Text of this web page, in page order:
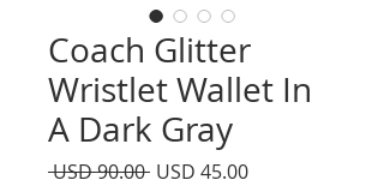
Coach Glitter
Wristlet Wallet In
A Dark Gray
USD 90.00 Precio
USD 45.00Precio